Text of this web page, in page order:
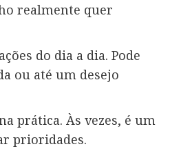
realmente quer
do dia a dia. Pode
ou até um desejo
prática. Às vezes, é um
prioridades.